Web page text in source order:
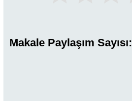
Makale Paylaşım Sayısı: